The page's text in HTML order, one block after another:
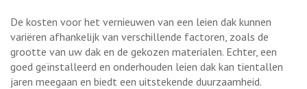
De kosten voor het vernieuwen van een leien dak kunnen
variëren afhankelijk van verschillende factoren, zoals de
grootte van uw dak en de gekozen materialen. Echter, een
goed geïnstalleerd en onderhouden leien dak kan tientallen
jaren meegaan en biedt een uitstekende duurzaamheid.